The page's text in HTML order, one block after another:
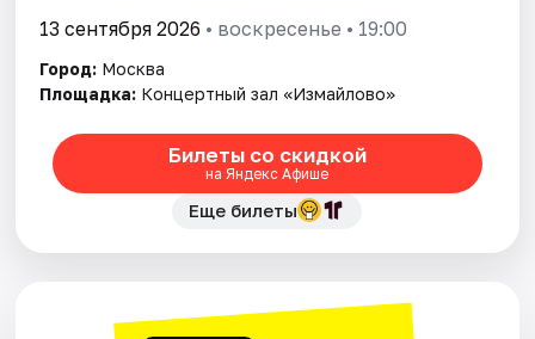
13 сентября 2026 • воскресенье • 19:00
Город: Москва
Площадка: Концертный зал «Измайлово»
Билеты со скидкой
на Яндекс Афише
Еще билеты